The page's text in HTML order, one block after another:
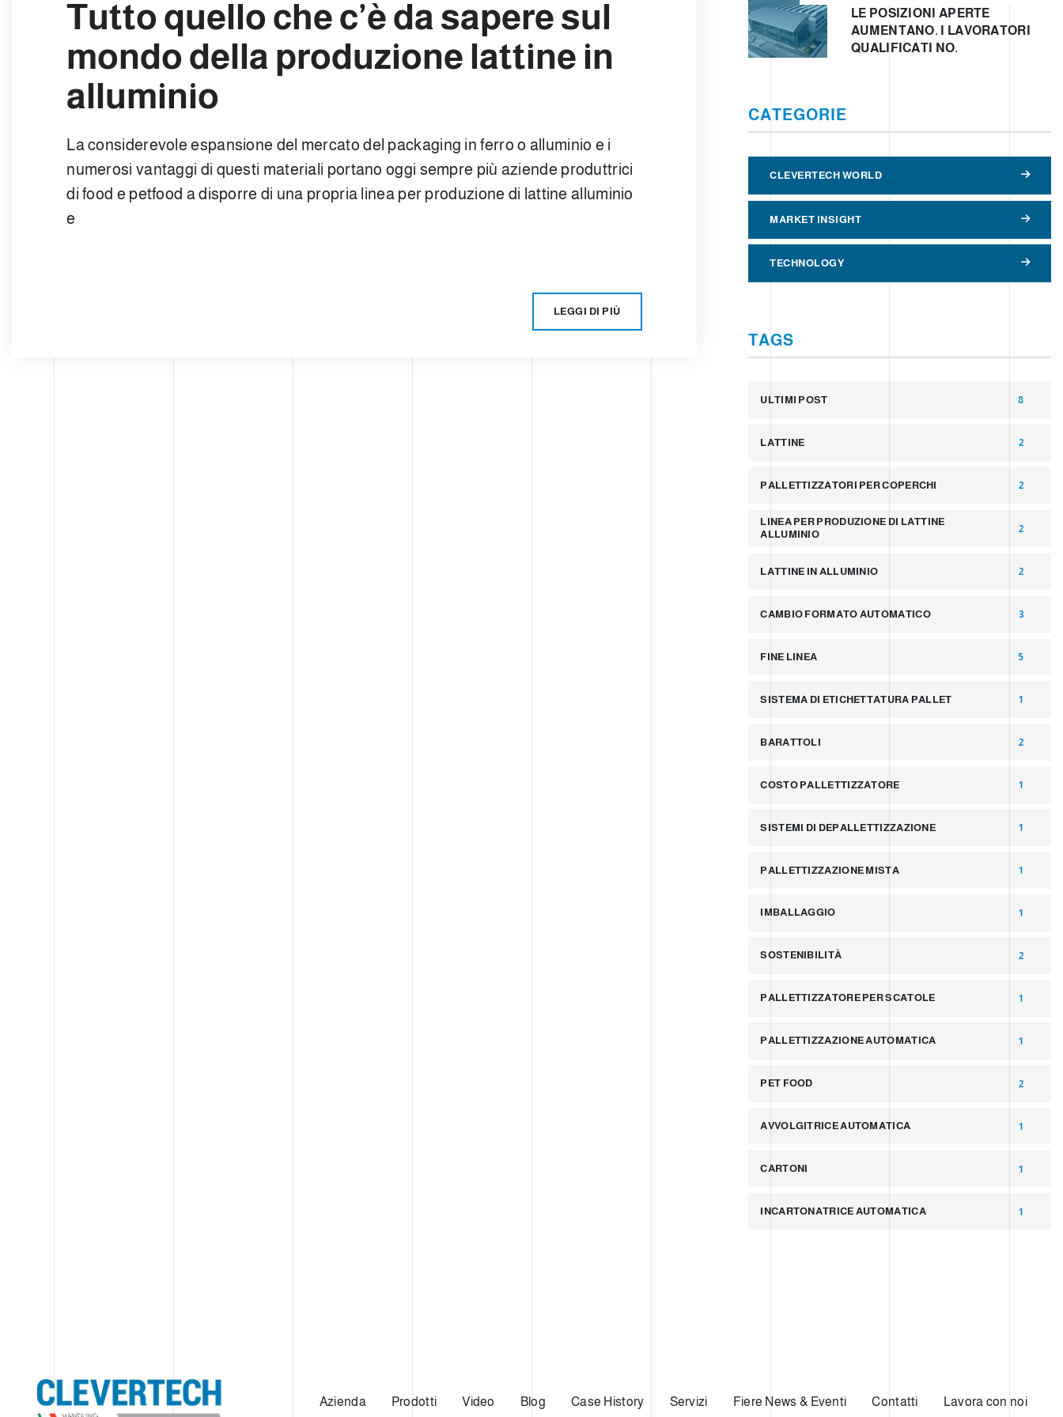
Tutto quello che c’è da sapere sul
mondo della produzione lattine in
alluminio
La considerevole espansione del mercato del packaging in ferro o alluminio e i
numerosi vantaggi di questi materiali portano oggi sempre più aziende produttrici
di food e petfood a disporre di una propria linea per produzione di lattine alluminio
e
LEGGI DI PIÙ
LE POSIZIONI APERTE
AUMENTANO. I LAVORATORI
QUALIFICATI NO.
CATEGORIE
CLEVERTECH WORLD
MARKET INSIGHT
TECHNOLOGY
TAGS
ULTIMI POST 8
LATTINE 2
PALLETTIZZATORI PER COPERCHI 2
LINEA PER PRODUZIONE DI LATTINE
ALLUMINIO
2
LATTINE IN ALLUMINIO 2
CAMBIO FORMATO AUTOMATICO 3
FINE LINEA 5
SISTEMA DI ETICHETTATURA PALLET 1
BARATTOLI 2
COSTO PALLETTIZZATORE 1
SISTEMI DI DEPALLETTIZZAZIONE 1
PALLETTIZZAZIONE MISTA 1
IMBALLAGGIO 1
SOSTENIBILITÀ 2
PALLETTIZZATORE PER SCATOLE 1
PALLETTIZZAZIONE AUTOMATICA 1
PET FOOD 2
AVVOLGITRICE AUTOMATICA 1
CARTONI 1
INCARTONATRICE AUTOMATICA 1
Azienda Prodotti Video Blog Case History Servizi Fiere News & Eventi Contatti Lavora con noi